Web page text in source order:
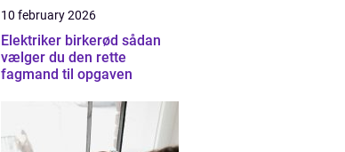
10 february 2026
Elektriker birkerød sådan
vælger du den rette
fagmand til opgaven